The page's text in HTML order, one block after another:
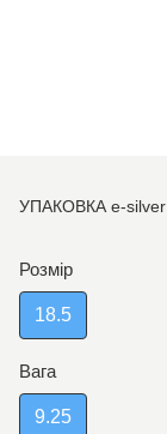
УПАКОВКА e-
Розмір
18.5
Вага
9.25